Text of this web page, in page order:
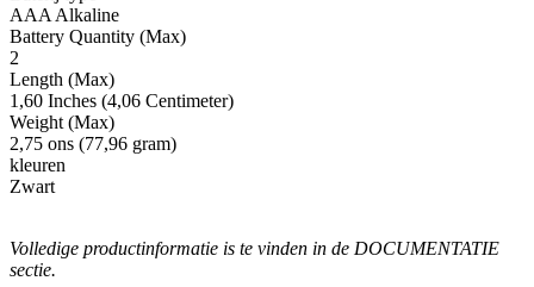
AAA Alkaline
Battery Quantity (Max)
2
Length (Max)
1,60 Inches (4,06 Centimeter)
Weight (Max)
2,75 ons (77,96 gram)
kleuren
Zwart
Volledige productinformatie is te vinden in de DOCUMENTATIE
sectie.